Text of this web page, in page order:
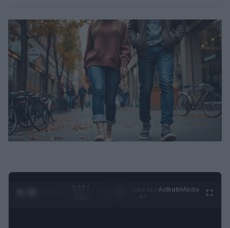
0:28 /
AdhubMedia